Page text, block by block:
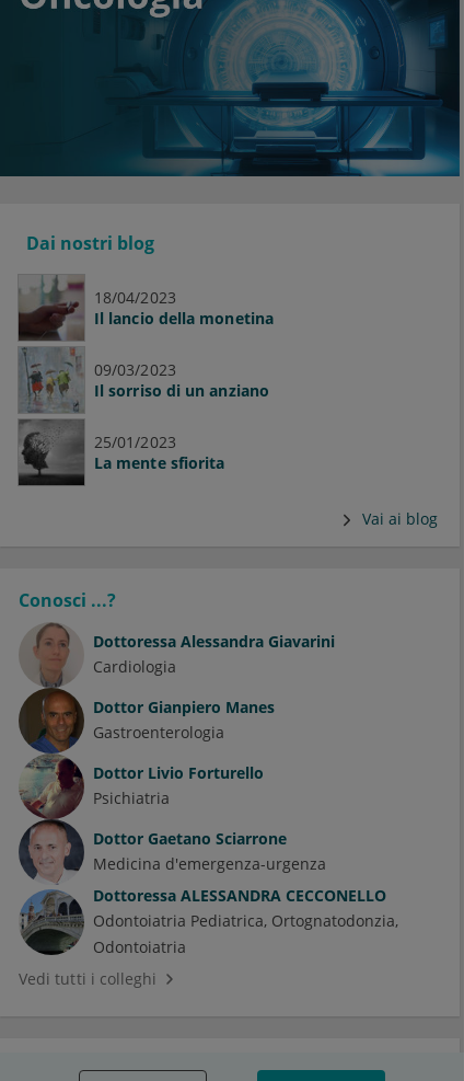
Dai nostri blog
18/04/2023
Il lancio della monetina
09/03/2023
Il sorriso di un anziano
25/01/2023
La mente sfiorita
Vai ai blog
Conosci ...?
Dottoressa Alessandra Giavarini
Cardiologia
Dottor Gianpiero Manes
Gastroenterologia
Dottor Livio Forturello
Psichiatria
Dottor Gaetano Sciarrone
Medicina d'emergenza-urgenza
Dottoressa ALESSANDRA CECCONELLO
Odontoiatria Pediatrica Ortognatodonzia
Odontoiatria
Vedi tutti i colleghi
Discussioni